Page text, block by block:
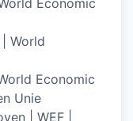
Economic
World
Economic
Unie
| WEF |